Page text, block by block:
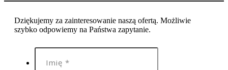
Dziękujemy za zainteresowanie naszą ofertą. Możliwie
szybko odpowiemy na Państwa zapytanie.